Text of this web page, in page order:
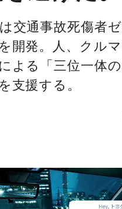
交通事故死傷者
開発。人、クル
よる「三位一体の
支援する。